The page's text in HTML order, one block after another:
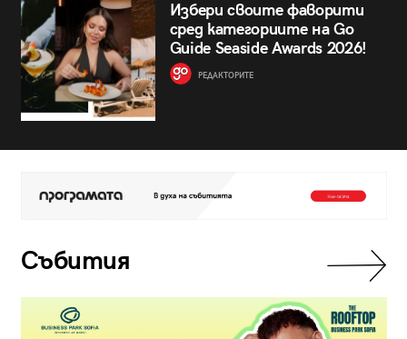
Избери своите фаворити
сред категориите на Go
Guide Seaside Awards 2026!
РЕДАКТОРИТЕ
Събития